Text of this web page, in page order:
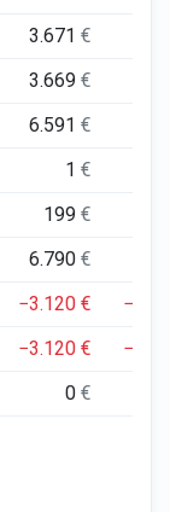
3.671€
3.669€
6.591€
1€
199€
6.790€
−3.120€
−3.120€
0€